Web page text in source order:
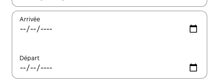
Arrivée
Départ